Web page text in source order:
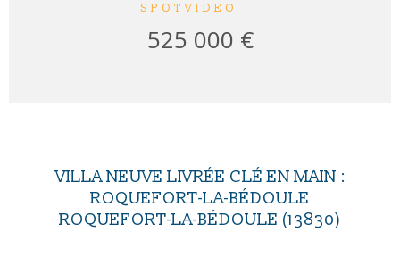
SPOTVIDEO
525 000 €
VILLA NEUVE LIVRÉE CLÉ EN MAIN :
ROQUEFORT-LA-BÉDOULE
ROQUEFORT-LA-BÉDOULE (13830)